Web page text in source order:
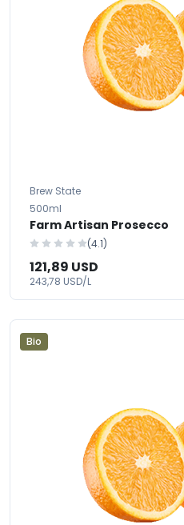
Brew State
500ml
Farm Artisan Prosecco
(4.1)
121,89 USD
243,78 USD/L
Bio